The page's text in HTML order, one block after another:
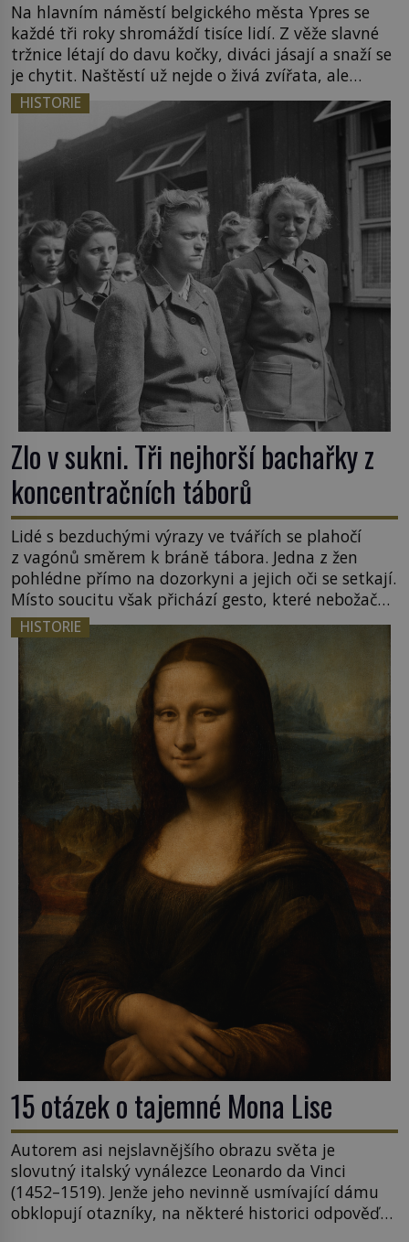
Na hlavním náměstí belgického města Ypres se
každé tři roky shromáždí tisíce lidí. Z věže slavné
tržnice létají do davu kočky, diváci jásají a snaží se
je chytit. Naštěstí už nejde o živá zvířata, ale
jenom o plyšové suvenýry. Kdysi to ale bylo jinak.
Tato veselá podívaná připomíná jeden z
nejpodivnějších a zároveň nejkrutějších zvyků […]
HISTORIE
Zlo v sukni. Tři nejhorší bachařky z
koncentračních táborů
Lidé s bezduchými výrazy ve tvářích se plahočí
z vagónů směrem k bráně tábora. Jedna z žen
pohlédne přímo na dozorkyni a jejich oči se setkají.
Místo soucitu však přichází gesto, které nebožačku
posílá rovnou do plynové komory. Jména jako
Rudolf Höss (1901–1947), Josef Mengele (1911–
1979) či Heinrich Himmler (1900–1945) zná každý,
o koho se historie jen otřela. Jenže […]
HISTORIE
15 otázek o tajemné Mona Lise
Autorem asi nejslavnějšího obrazu světa je
slovutný italský vynálezce Leonardo da Vinci
(1452–1519). Jenže jeho nevinně usmívající dámu
obklopují otazníky, na některé historici odpověď